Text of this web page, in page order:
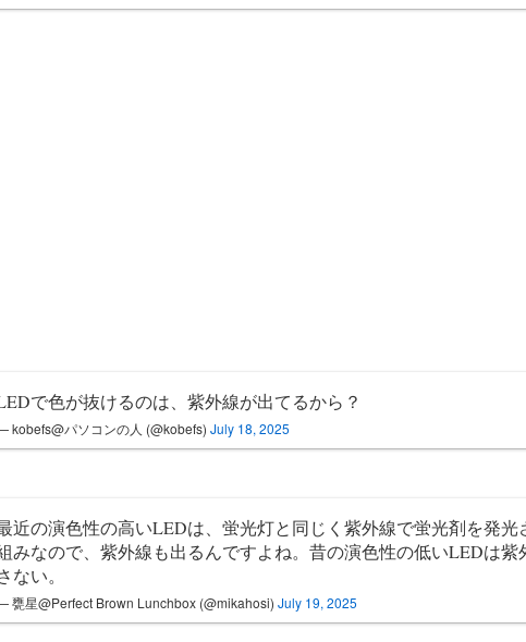
で色が抜けるのは、紫外線が出てるから？
kobefs@パソコンの人 (@kobefs) July 18, 2025
近の演色性の高いLEDは、蛍光灯と同じく紫外線で蛍光剤を発光
みなので、紫外線も出るんですよね。昔の演色性の低いLEDは紫
ない。
甕星@Perfect Brown Lunchbox (@mikahosi) July 19, 2025